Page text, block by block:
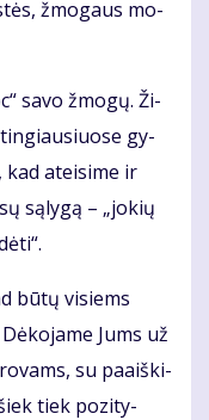
žmo­gaus mo­
sa­vo žmo­gų. Ži­
gy­
at­ei­si­me ir
są­ly­gą – „jo­kių
bū­tų vi­siems
Jums už
su pa­aiš­ki­
tiek po­zi­ty­